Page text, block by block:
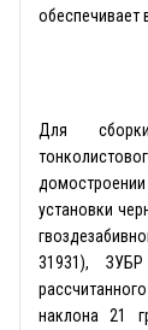
обеспечивает
Для
установки
31931),
наклона 21